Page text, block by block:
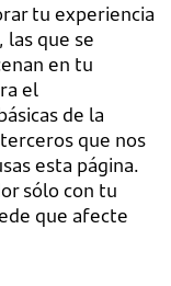
tu experiencia
las que se
en tu
el
de la
que nos
esta página.
sólo con tu
que afecte